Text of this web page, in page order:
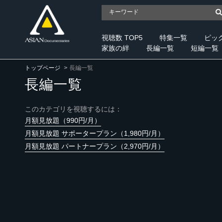
視聴数 TOP5 特集一覧
ピッ
家族の絆
長編一覧 短編一覧
トップページ 長編一覧
長編一覧
このカテゴリを視聴するには：
月額見放題（990円/月）
月額見放題 サポータープラン（1,980円/月）
月額見放題 パートナープラン（2,970円/月）